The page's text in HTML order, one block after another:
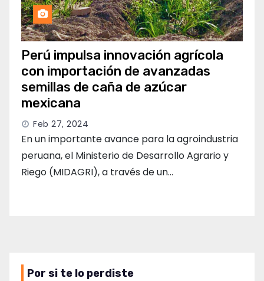
Perú impulsa innovación agrícola
con importación de avanzadas
semillas de caña de azúcar
mexicana
Feb 27, 2024
En un importante avance para la agroindustria
peruana, el Ministerio de Desarrollo Agrario y
Riego (MIDAGRI), a través de un…
Por si te lo perdiste